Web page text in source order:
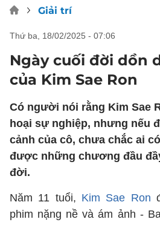
Giải trí
thứ ba, 18/02/2025 - 07:06
Ngày cuối đời dồn
của Kim Sae Ron
Có người nói rằng Kim Sae
hoại sự nghiệp, nhưng nếu
cảnh của cô, chưa chắc ai
được những chương đầu
đời.
Năm 11 tuổi, Kim Sae Ron
phim nặng nề và ám ảnh -